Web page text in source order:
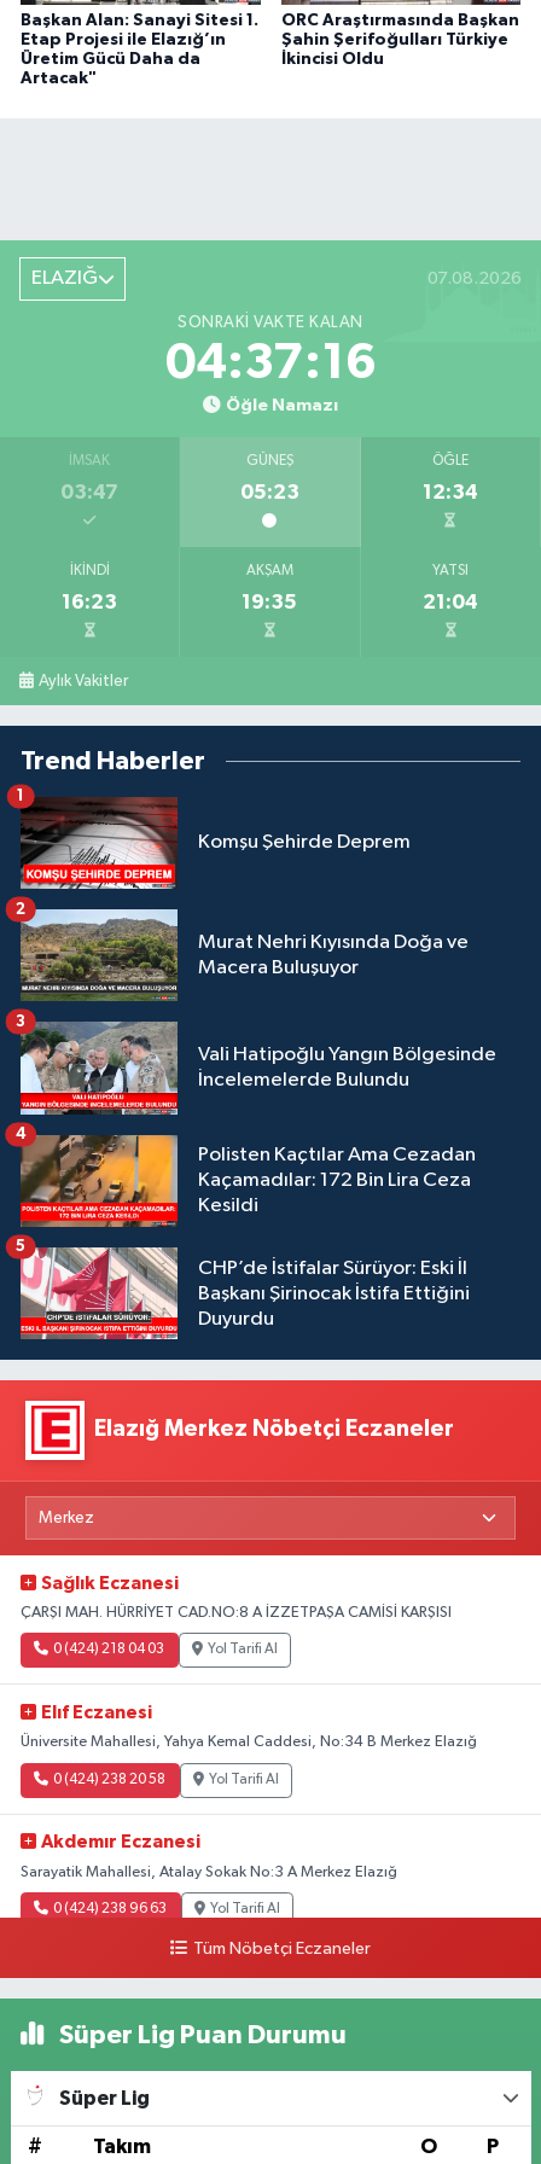
Başkan Alan: Sanayi Sitesi 1.
Etap Projesi ile Elazığ’ın
Üretim Gücü Daha da
Artacak"
ORC Araştırmasında Başkan
Şahin Şerifoğulları Türkiye
İkincisi Oldu
ELAZIĞ 07.08.2026
SONRAKI VAKTE KALAN
04:37:16
Öğle Namazı
İMSAK
03:47
GÜNEŞ
05:23
ÖĞLE
12:34
İKINDI
16:23
AKŞAM
19:35
YATSI
21:04
Aylık Vakitler
Trend Haberler
Komşu Şehirde Deprem
1
Murat Nehri Kıyısında Doğa ve
Macera Buluşuyor
2
Vali Hatipoğlu Yangın Bölgesinde
İncelemelerde Bulundu
3
Polisten Kaçtılar Ama Cezadan
Kaçamadılar: 172 Bin Lira Ceza
Kesildi
4
CHP’de İstifalar Sürüyor: Eski İl
Başkanı Şirinocak İstifa Ettiğini
Duyurdu
5
Elazığ Merkez Nöbetçi Eczaneler
Sağlık Eczanesi
ÇARŞI MAH. HÜRRİYET CAD.NO:8 A İZZETPAŞA CAMİSİ KARŞISI
0 (424) 218 04 03 Yol Tarifi Al
Elıf Eczanesi
Üniversite Mahallesi, Yahya Kemal Caddesi, No:34 B Merkez Elazığ
0 (424) 238 20 58 Yol Tarifi Al
Akdemır Eczanesi
Sarayatik Mahallesi, Atalay Sokak No:3 A Merkez Elazığ
0 (424) 238 96 63 Yol Tarifi Al
Doğukent Mahallesi, Prof.Dr.Naci Görür Bulvarı No:44 A Merkez Elazığ
0 (424) 233 10 11 Yol Tarifi Al
Hande Eczanesi
Üniversite Mahallesi, Yahya Kemal Caddesi No:54-1 A Merkez Elazığ
Tüm Nöbetçi Eczaneler
Süper Lig Puan Durumu
Süper Lig
# Takım O P